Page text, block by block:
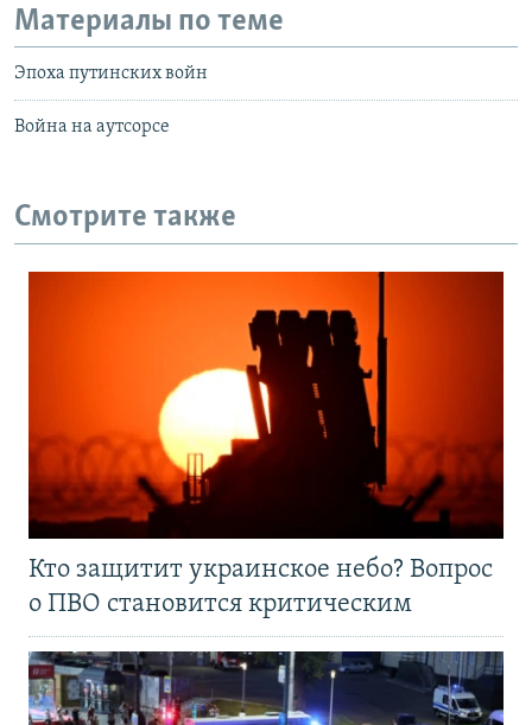
Материалы по теме
Эпоха путинских войн
Война на аутсорсе
Смотрите также
Кто защитит украинское небо? Вопрос
о ПВО становится критическим